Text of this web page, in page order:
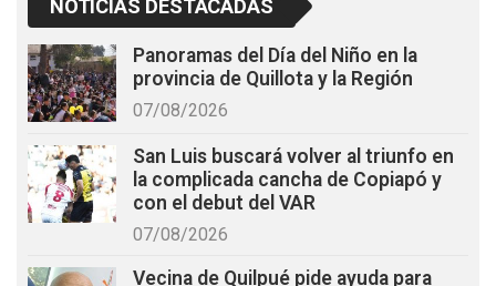
NOTICIAS DESTACADAS
Panoramas del Día del Niño en la
provincia de Quillota y la Región
07/08/2026
San Luis buscará volver al triunfo en
la complicada cancha de Copiapó y
con el debut del VAR
07/08/2026
Vecina de Quilpué pide ayuda para